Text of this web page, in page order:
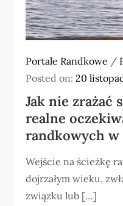
Portale Randkowe /
Posted on:20
Jak nie zrażać
realne
randkowych w
Wejście na ścieżkę
dojrzałym wieku,
związku lub […]